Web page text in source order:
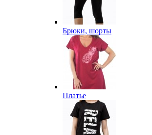
Брюки, шорты
Платье